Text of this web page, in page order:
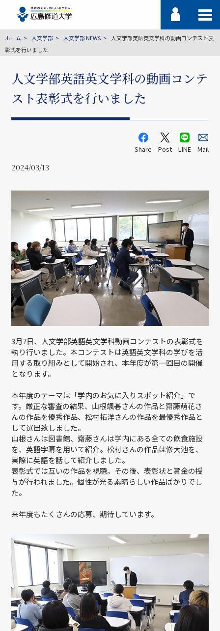
ホーム 人文学部 人文学部 NEWS
人文学部英語英文学科の動画コンテスト表
彰式を行いました
人文学部英語英文学科の動画コンテ
スト表彰式を行いました
Share Post LINE Mail
2024/03/13
3月7日、人文学部英語英文学科動画コンテストの表彰式を
執り行いました。本コンテストは英語英文学科の学びを活
用する取り組みとして開始され、本年度が第一回目の開催
となります。
本年度のテーマは「学内のお気に入りスポット紹介」で
す。厳正な審査の結果、山根颯碁さんの作品と齋藤萌花さ
んの作品を優秀作品、松村拓洋さんの作品を最優秀作品と
して選出致しました。
山根さんは図書館、齋藤さんは学内にある全ての飲食施設
を、英語字幕を用いて紹介。松村さんの作品は修大池を、
実際に英語を話して紹介しました。
表彰式では互いの作品を視聴。その後、表彰状と賞金の授
与が行われました。個性が光る素晴らしい作品ばかりでし
た。
来年度もたくさんの応募、期待しています。